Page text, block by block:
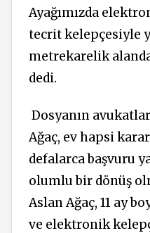
Ayağımızda
tecrit kelepçesiyle
metrekarelik
dedi.
Dosyanın
Ağaç, ev hapsi
defalarca başvuru
olumlu bir dönüş
Aslan Ağaç, 11 ay
ve elektronik